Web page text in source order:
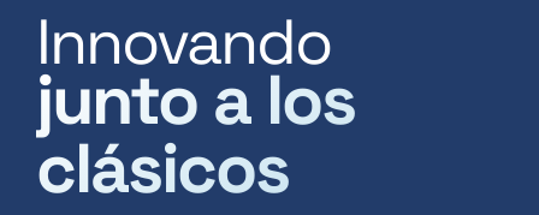
Innovando
junto a los
clásicos